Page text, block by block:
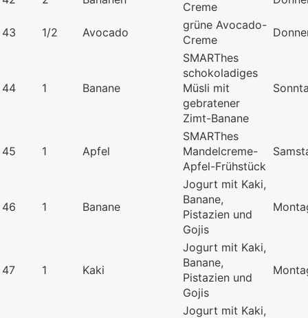
Creme
43 1/2 Avocado
grüne Avocado-
Creme
44 1 Banane
SMARThes
schokoladiges
Müsli mit
gebratener
Zimt-Banane
45 1 Apfel
SMARThes
Mandelcreme-
Apfel-Frühstück
46 1 Banane
Jogurt mit Kaki,
Banane,
Pistazien und
Gojis
47 1 Kaki
Jogurt mit Kaki,
Banane,
Pistazien und
Gojis
Jogurt mit Kaki,